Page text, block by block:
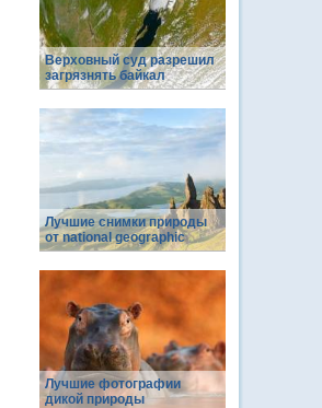
Верховный суд разрешил
загрязнять байкал
Лучшие снимки природы
от national geographic
Лучшие фотографии
дикой природы